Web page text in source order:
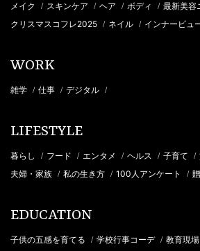
メイク / スキンケア / ヘア / ボディ / 最新美容
クリスマスコフレ2025 / ネイル / インナービュ
WORK
雑学 / 仕事 / デジタル /
LIFESTYLE
暮らし / フード / エンタメ / ヘルス / 子育て /
夫婦・家族 / 私の生き方 / 100人アンケート /
EDUCATION
子供の五感を育てる / 学校行事コーデ / 教育現場